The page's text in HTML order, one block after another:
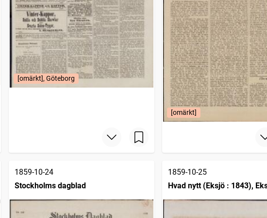
[omärkt], Göteborg
[omärkt]
1859-10-24
Stockholms dagblad
1859-10-25
Hvad nytt (Eksjö : 1843),